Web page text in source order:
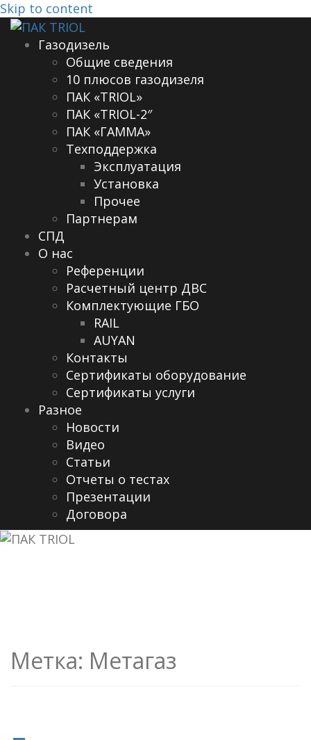
Skip to content
Газодизель
Общие сведения
10 плюсов газодизеля
ПАК «TRIOL»
ПАК «TRIOL-2″
ПАК «ГАММА»
Техподдержка
Эксплуатация
Установка
Прочее
Партнерам
СПД
О нас
Референции
Расчетный центр ДВС
Комплектующие ГБО
RAIL
AUYAN
Контакты
Сертификаты оборудование
Сертификаты услуги
Разное
Новости
Видео
Cтатьи
Отчеты о тестах
Презентации
Договора
Метка: Метагаз